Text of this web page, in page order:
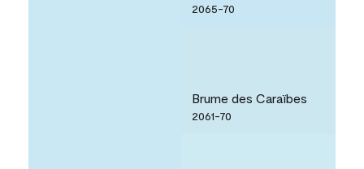
2065-70
Brume des Caraïbes
2061-70